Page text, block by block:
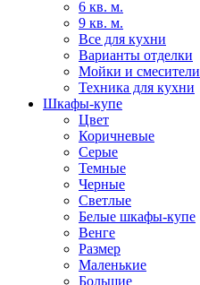
6 кв. м.
9 кв. м.
Все для кухни
Варианты отделки
Мойки и смесители
Техника для кухни
Шкафы-купе
Цвет
Коричневые
Серые
Темные
Черные
Светлые
Белые шкафы-купе
Венге
Размер
Маленькие
Большие